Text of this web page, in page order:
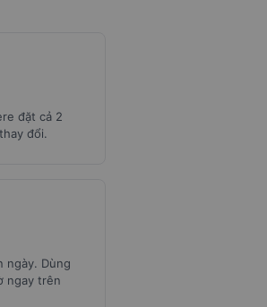
đặt cả 2
đổi.
ngày. Dùng
ngay trên